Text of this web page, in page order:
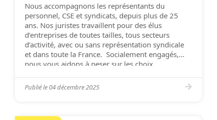
Nous accompagnons les représentants du
personnel, CSE et syndicats, depuis plus de 25
ans. Nos juristes travaillent pour des élus
d’entreprises de toutes tailles, tous secteurs
d’activité, avec ou sans représentation syndicale
et dans toute la France. Socialement engagés,
nous vous aidons à peser sur les choix
de […]
Publié le04 décembre 2025